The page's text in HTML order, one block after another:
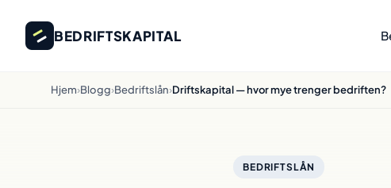
BEDRIFTSKAPITAL
Hjem›Blogg›Bedriftslån›Driftskapital — hvor mye trenger bedriften?
BEDRIFTSLÅN